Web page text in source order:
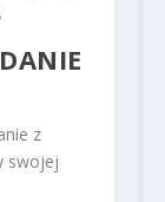
z
swojej